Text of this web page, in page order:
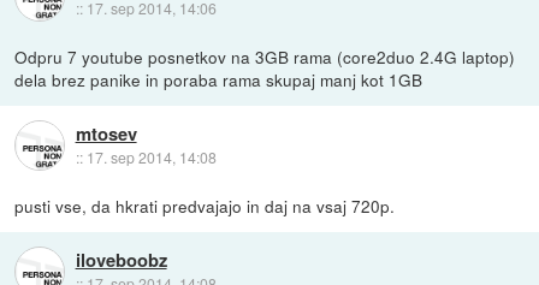
:: 17. sep 2014, 14:06
Odpru 7 youtube posnetkov na 3GB rama (core2duo 2.4G laptop)
dela brez panike in poraba rama skupaj manj kot 1GB
mtosev
:: 17. sep 2014, 14:08
pusti vse, da hkrati predvajajo in daj na vsaj 720p.
iloveboobz